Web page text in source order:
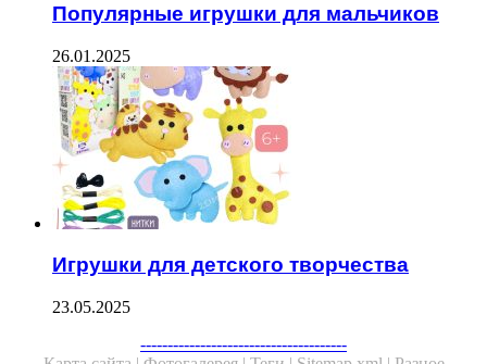
Популярные игрушки для мальчиков
26.01.2025
Игрушки для детского творчества
23.05.2025
--------------------------------------